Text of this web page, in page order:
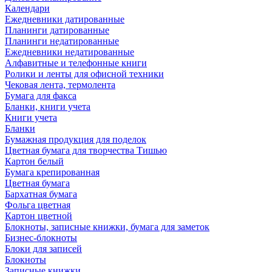
Календари
Ежедневники датированные
Планинги датированные
Планинги недатированные
Ежедневники недатированные
Алфавитные и телефонные книги
Ролики и ленты для офисной техники
Чековая лента, термолента
Бумага для факса
Бланки, книги учета
Книги учета
Бланки
Бумажная продукция для поделок
Цветная бумага для творчества Тишью
Картон белый
Бумага крепированная
Цветная бумага
Бархатная бумага
Фольга цветная
Картон цветной
Блокноты, записные книжки, бумага для заметок
Бизнес-блокноты
Блоки для записей
Блокноты